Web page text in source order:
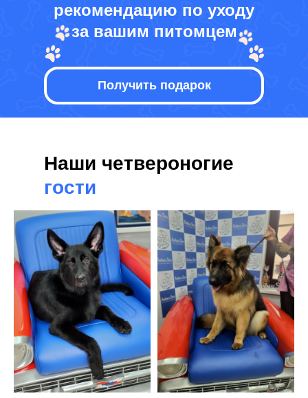
Получить подарок
рекомендацию по уходу
за вашим питомцем
Наши четвероногие
гости